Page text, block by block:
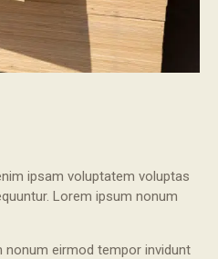
ipsam voluptatem voluptas
Lorem ipsum nonum
nonum eirmod tempor invidunt